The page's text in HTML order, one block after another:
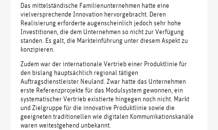
Das mittelständische Familienunternehmen hatte eine
vielversprechende Innovation hervorgebracht. Deren
Realisierung erforderte augenscheinlich jedoch sehr hohe
Investitionen, die dem Unternehmen so nicht zur Verfügung
standen. Es galt, die Markteinführung unter diesem Aspekt zu
konzipieren.
Zudem war der internationale Vertrieb einer Produktlinie für
den bislang hauptsächlich regional tätigen
Auftragsdienstleister Neuland. Zwar hatte das Unternehmen
erste Referenzprojekte für das Modulsystem gewonnen, ein
systematischer Vertrieb existierte hingegen noch nicht. Markt
und Zielgruppe für die innovative Produktlinie sowie die
geeigneten traditionellen wie digitalen Kommunikationskanäle
waren weitestgehend unbekannt.